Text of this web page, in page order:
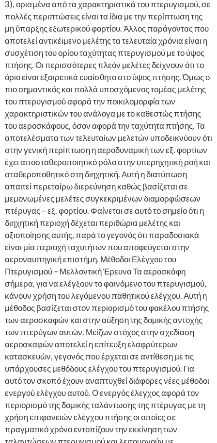
3), ορισμένα από τα χαρακτηριστικά του πτερυγισμού, σε
πολλές περιπτώσεις είναι τα ίδια με την περίπτωση της
μη ύπαρξης εξωτερικού φορτίου. Άλλος παράγοντας που
αποτελεί αντικέιμενο μελέτης τα τελευταία χρόνια είναι η
συσχέτιση του ορίου ταχύτητας πτερυγισμού με το ύψος
πτήσης. Οι περισσότερες πλεόν μελέτες δείχνουν ότι το
όριο είναι εξαιρετικά ευαίσθητο στο ύψος πτήσης. Όμως ο
πιο σημαντικός και πολλά υποσχόμενος τομέας μελέτης
του πτερυγισμού αφορά την ποικιλομορφία των
χαρακτηριστικών του ανάλογα με το καθεστώς πτήσης
του αεροσκάφους, όσον αφορά την ταχύτητα πτήσης. Τα
αποτελέσματα των τελευταίων μελετών υποδεικνύουν ότι
στην γενική περίπτωση η αεροδυναμική των εξ. φορτίων
έχει αποσταθεροποιητικό ρόλο στην υπερηχητική ροή και
σταθεροποθητικό στη διηχητική. Αυτή η διατύπωση
απαιτεί περεταίρω διερεύνηση καθώς βασίζεται σε
μεμονωμένες μελέτες συγκεκριμένων διαμορφώσεων
πτέρυγας – εξ. φορτίου. Φαίνεται σε αυτό το σημείο ότι η
διηχητική περιοχή δέχεται περιθώρια μελέτης και
αξιοποίησης αυτής, παρά το γεγονός ότι παραδοσιακά
είναι μία περιοχή ταχυτήτων που αποφεύγεται στην
αεροναυπηγική επιστήμη. Μέθοδοι Ελέγχου του
Πτερυγισμού – Μελλοντική Έρευνα Τα αεροσκάφη
σήμερα, για να ελέγξουν το φαινόμενο του πτερυγισμού,
κάνουν χρήση του λεγόμενου παθητικού ελέγχου. Αυτή η
μέθοδος βασίζεται στον περιορισμό του φακέλου πτήσης
των αεροσκαφών και στην αύξηση της δομικής αντοχής
των πτερύγων αυτών. Μείζων στόχος στην σχεδίαση
αεροσκαφών αποτελεί η επίτευξη ελαφρύτερων
κατασκευών, γεγονός που έρχεται σε αντίθεση με τις
υπάρχουσες μεθόδους ελέγχου του πτερυγισμού. Για
αυτό τον σκοπό έχουν αναπτυχθεί διάφορες νέες μέθοδοι
ενεργού ελέγχου αυτού. Ο ενεργός έλεγχος αφορά τον
περιορισμό της δομικής ταλάντωσης της πτέρυγας με τη
χρήση επιφανειών ελέγχου πτήσης οι οποίες σε
πραγματικό χρόνο εντοπίζουν την εκκίνηση των